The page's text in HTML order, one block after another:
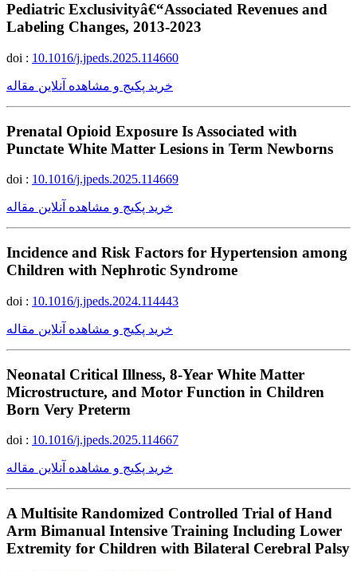
Pediatric Exclusivityâ€“Associated Revenues and
Labeling Changes, 2013-2023
doi : 10.1016/j.jpeds.2025.114660
خرید پکیج و مشاهده آنلاین مقاله
Prenatal Opioid Exposure Is Associated with
Punctate White Matter Lesions in Term Newborns
doi : 10.1016/j.jpeds.2025.114669
خرید پکیج و مشاهده آنلاین مقاله
Incidence and Risk Factors for Hypertension among
Children with Nephrotic Syndrome
doi : 10.1016/j.jpeds.2024.114443
خرید پکیج و مشاهده آنلاین مقاله
Neonatal Critical Illness, 8-Year White Matter
Microstructure, and Motor Function in Children
Born Very Preterm
doi : 10.1016/j.jpeds.2025.114667
خرید پکیج و مشاهده آنلاین مقاله
A Multisite Randomized Controlled Trial of Hand
Arm Bimanual Intensive Training Including Lower
Extremity for Children with Bilateral Cerebral Palsy